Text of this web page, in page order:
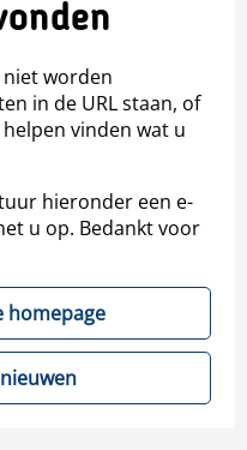
niet worden
in de URL staan, of
vinden wat u
hieronder een e-
u op. Bedankt voor
homepage